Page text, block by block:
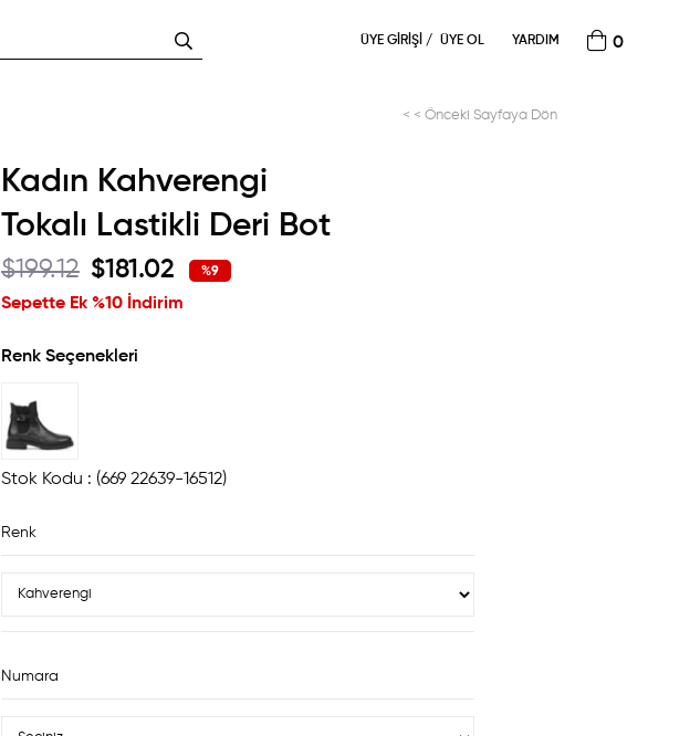
0
YARDIM
ÜYE GIRIŞI ÜYE OL
< < Önceki Sayfaya Dön
Kadın Kahverengi
Tokalı Lastikli Deri Bot
$199.12 $181.02
Sepette Ek %10 İndirim
%9
Renk Seçenekleri
Stok Kodu (669 22639-16512)
Renk
Numara